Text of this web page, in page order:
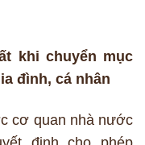
khi chuyển mục
đình, cá nhân
cơ quan nhà nước